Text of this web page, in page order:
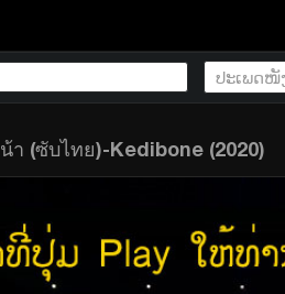
(ซับไทย)-Kedibone (2020)